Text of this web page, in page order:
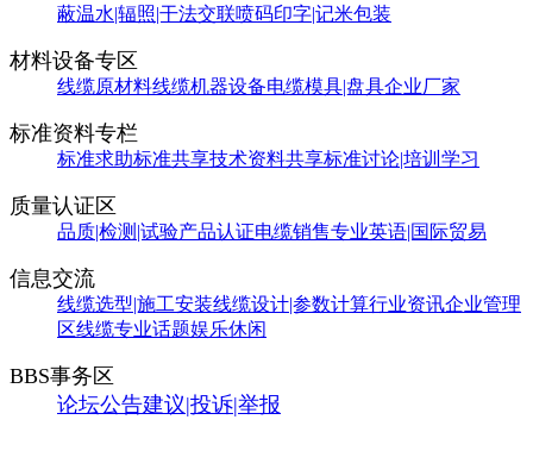
蔽温水|辐照|干法交联喷码印字|记米包装
材料设备专区
线缆原材料线缆机器设备电缆模具|盘具企业厂家
标准资料专栏
标准求助标准共享技术资料共享标准讨论|培训学习
质量认证区
品质|检测|试验产品认证电缆销售专业英语|国际贸易
信息交流
线缆选型|施工安装线缆设计|参数计算行业资讯企业管理
区线缆专业话题娱乐休闲
BBS事务区
论坛公告建议|投诉|举报